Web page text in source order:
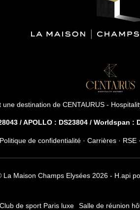
une destination de CENTAURUS -
/ APOLLO : DS23804 / Worldspan
Politique de confidentialité · Carrières · RSE ·
La Maison Champs Elysées 2026 - H.api
Club de sport Paris luxe Salle de réunion